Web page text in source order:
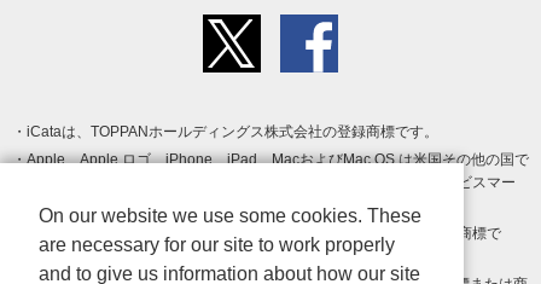
iCataは、TOPPANホールディングス株式会社の登録商標です。
Apple、Apple ロゴ、iPhone、iPad、MacおよびMac OS は米国その他の国で
登録された Apple Inc. の商標です。App Store は Apple Inc. のサービスマー
クです。
Android、Google Play および Google Play ロゴ は Google LLC の商標で
す。
On our website we use some cookies. These
are necessary for our site to work properly
and to give us information about how our site